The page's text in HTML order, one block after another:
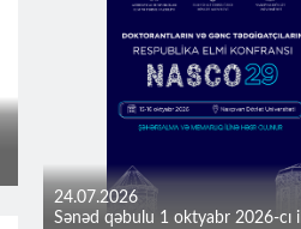
24.07.2026
Sənəd qəbulu 1 oktyabr 2026-cı il